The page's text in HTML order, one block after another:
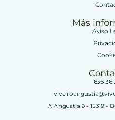
Más
Aviso
636 36
A Angustia 9 - 15319 -